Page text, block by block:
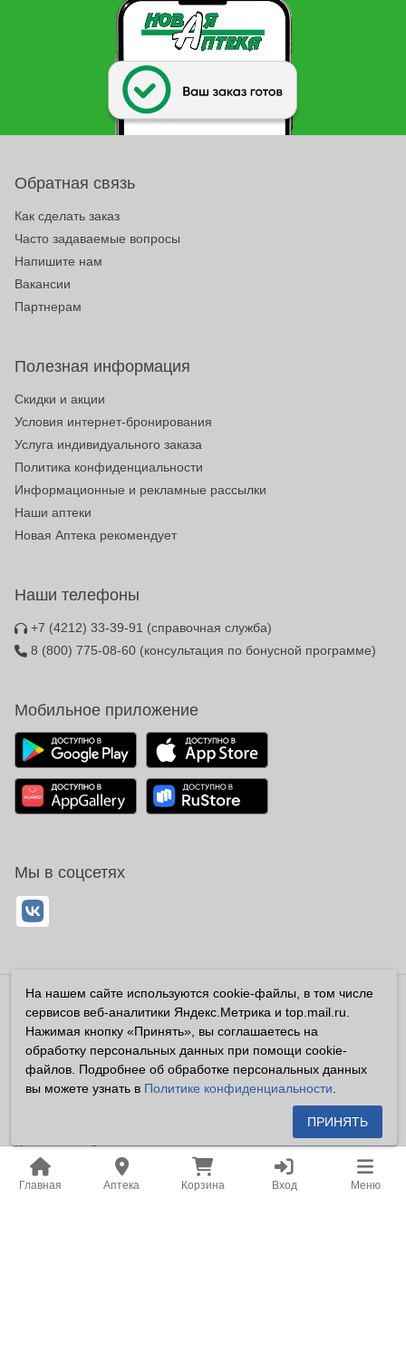
Главная Аптека Корзина Вход Меню
Обратная связь
Как сделать заказ
Часто задаваемые вопросы
Напишите нам
Вакансии
Партнерам
Полезная информация
Скидки и акции
Условия интернет-бронирования
Услуга индивидуального заказа
Политика конфиденциальности
Информационные и рекламные рассылки
Наши аптеки
Новая Аптека рекомендует
Наши телефоны
+7 (4212) 33-39-91 (справочная служба)
8 (800) 775-08-60 (консультация по бонусной программе)
Мобильное приложение
Мы в соцсетях
Владелец сайта ООО «Суперфарма» ОГРН 1032700302194
Все права защищены ©2026
Информация, размещенная на данном сайте имеет
справочный характер, и не должна восприниматься
посетителями сайта как публичная оферта, предусмотренная
Владелец сайта устанавливает запрет на цитирование,
копирование и размещение информации, размещенной на
настоящем сайте newapteka.ru, включая информацию о
На нашем сайте используются cookie-файлы, в том числе
сервисов веб-аналитики Яндекс.Метрика и top.mail.ru.
Нажимая кнопку «Принять», вы соглашаетесь на
обработку персональных данных при помощи cookie-
файлов. Подробнее об обработке персональных данных
вы можете узнать в Политике конфиденциальности
ПРИНЯТЬ